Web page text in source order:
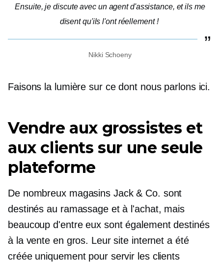
Ensuite, je discute avec un agent d'assistance, et ils me
disent qu'ils l'ont réellement !
Nikki Schoeny
Faisons la lumière sur ce dont nous parlons ici.
Vendre aux grossistes et
aux clients sur une seule
plateforme
De nombreux magasins Jack & Co. sont
destinés au ramassage et à l'achat, mais
beaucoup d'entre eux sont également destinés
à la vente en gros. Leur site interneta été
créée uniquement pour servir les clients